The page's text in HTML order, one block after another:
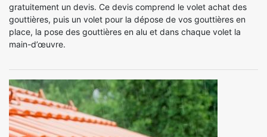
gratuitement un devis. Ce devis comprend le volet achat des
gouttières, puis un volet pour la dépose de vos gouttières en
place, la pose des gouttières en alu et dans chaque volet la
main-d’œuvre.